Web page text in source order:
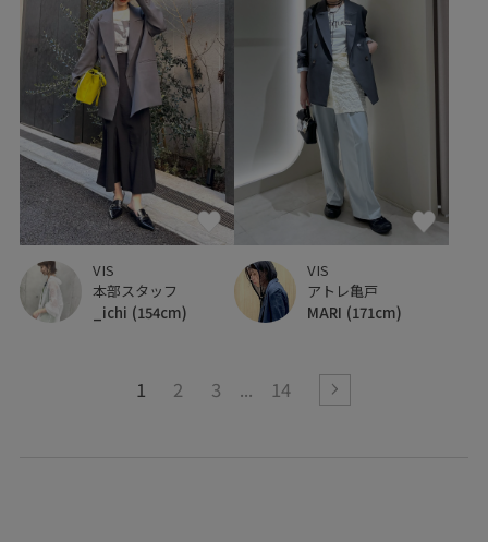
VIS
本部スタッフ
_ichi (154cm)
VIS
アトレ亀戸
MARI (171cm)
1 2 3 14